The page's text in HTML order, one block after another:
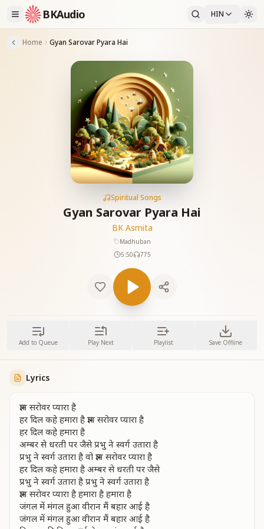
BKAudio HIN
Home Gyan Sarovar Pyara Hai
Spiritual Songs
Gyan Sarovar Pyara Hai
BK Asmita
Madhuban
5:50
775
Add to Queue Play Next Playlist Save Offline
Lyrics
ज्ञान सरोवर प्यारा है
हर दिल कहे हमारा है ज्ञान सरोवर प्यारा है
हर दिल कहे हमारा है
अम्बर से धरती पर जैसे प्रभु ने स्वर्ग उतारा है
प्रभु ने स्वर्ग उतारा है वो ज्ञान सरोवर प्यारा है
हर दिल कहे हमारा है अम्बर से धरती पर जैसे
प्रभु ने स्वर्ग उतारा है प्रभु ने स्वर्ग उतारा है
ज्ञान सरोवर प्यारा है हमारा है हमारा है
जंगल में मंगल हुआ वीरान मैं बहार आई है
जंगल में मंगल हुआ वीरान मैं बहार आई है